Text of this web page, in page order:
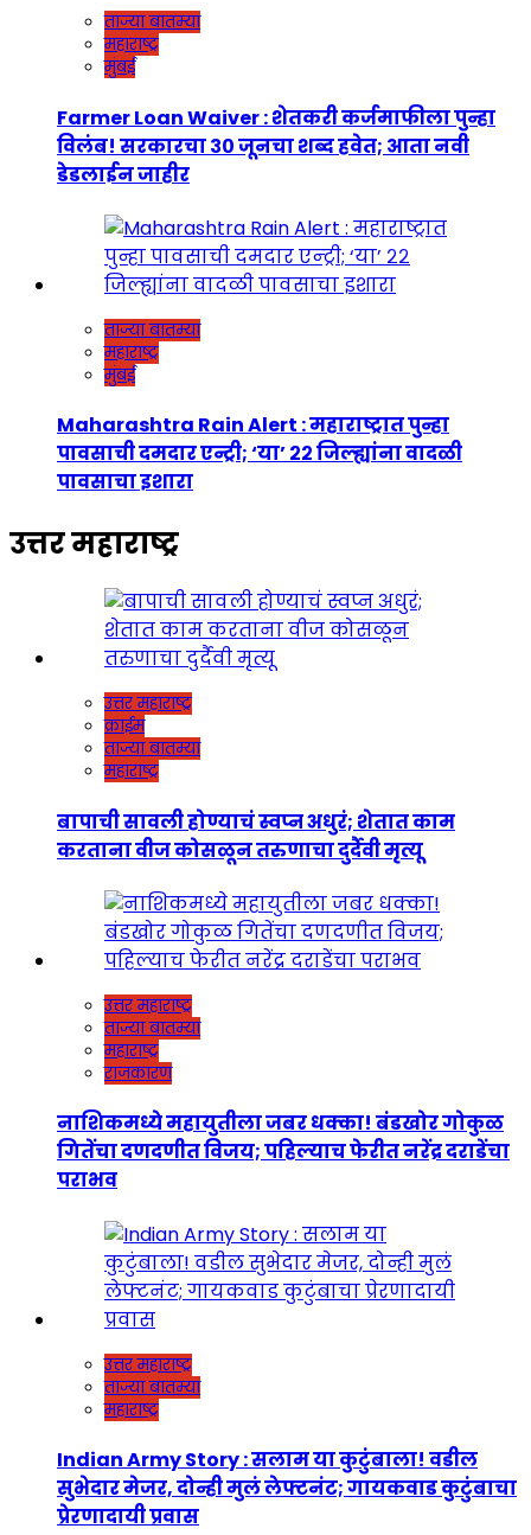
ताज्या बातम्या
महाराष्ट्र
मुंबई
Farmer Loan Waiver : शेतकरी कर्जमाफीला पुन्हा
विलंब! सरकारचा ३० जूनचा शब्द हवेत; आता नवी
डेडलाईन जाहीर
ताज्या बातम्या
महाराष्ट्र
मुंबई
Maharashtra Rain Alert : महाराष्ट्रात पुन्हा
पावसाची दमदार एन्ट्री; ‘या’ २२ जिल्ह्यांना वादळी
पावसाचा इशारा
उत्तर महाराष्ट्र
उत्तर महाराष्ट्र
क्राईम
ताज्या बातम्या
महाराष्ट्र
बापाची सावली होण्याचं स्वप्न अधुरं; शेतात काम
करताना वीज कोसळून तरुणाचा दुर्दैवी मृत्यू
उत्तर महाराष्ट्र
ताज्या बातम्या
महाराष्ट्र
राजकारण
नाशिकमध्ये महायुतीला जबर धक्का! बंडखोर गोकुळ
गितेंचा दणदणीत विजय; पहिल्याच फेरीत नरेंद्र दराडेंचा
पराभव
उत्तर महाराष्ट्र
ताज्या बातम्या
महाराष्ट्र
Indian Army Story : सलाम या कुटुंबाला! वडील
सुभेदार मेजर, दोन्ही मुलं लेफ्टनंट; गायकवाड कुटुंबाचा
प्रेरणादायी प्रवास